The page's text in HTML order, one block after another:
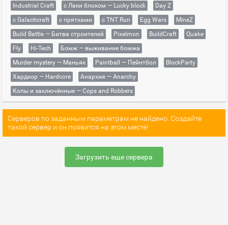
Industrial Craft
с Лаки блоком — Lucky block
Day Z
с Galacticraft
с прятками с TNT Run Egg Wars
MineZ
Build Battle — Битва строителей
Pixelmon BuildCraft
Quake
Fly
Hi-Tech
Бомж — выживание бомжа
Murder mystery — Маньяк
Paintball — Пейнтбол
BlockParty
Хардкор — Hardcore
Анархия — Anarchy
Копы и заключённые — Cops and Robbers
Серверов по заданным параметрам не найдено. Создайте
такой сервер и он появится на этом месте!
Загрузить еще сервера